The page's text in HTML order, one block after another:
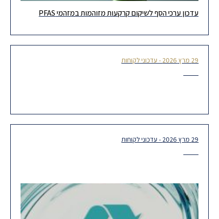
המשרד להגנת הסביבה פרסם עדכון לערכי סף ל-PFAS שמחליפים את
עדכון ערכי הסף לשיקום קרקעות מזוהמות במזהמי PFAS
29 מרץ 2026 - עדכוני לקוחות
29 מרץ 2026 - עדכוני לקוחות